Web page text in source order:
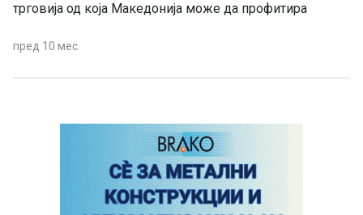
трговија од која Македонија може да профитира
пред 10 мес.